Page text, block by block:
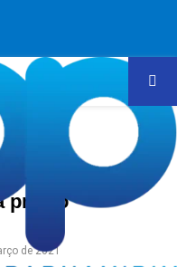
prisão
de 2021